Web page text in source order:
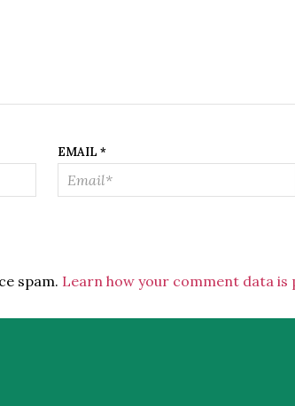
EMAIL*
spam. Learn how your comment data is